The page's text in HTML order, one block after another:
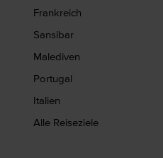
Frankreich
Sansibar
Malediven
Portugal
Italien
Alle Reiseziele